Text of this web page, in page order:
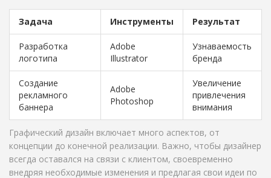
Задача Инструменты Результат
Разработка
логотипа
Adobe
Illustrator
Узнаваемость
бренда
Создание
рекламного
баннера
Adobe
Photoshop
Увеличение
привлечения
внимания
Графический дизайн включает много аспектов, от
концепции до конечной реализации. Важно, чтобы дизайнер
всегда оставался на связи с клиентом, своевременно
внедряя необходимые изменения и предлагая свои идеи по